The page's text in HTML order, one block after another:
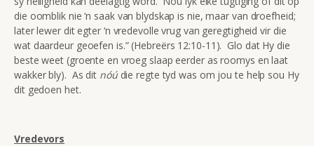
die oomblik nie ‘n saak van blydskap is nie, maar van droefheid;
later lewer dit egter ‘n vredevolle vrug van geregtigheid vir die
wat daardeur geoefen is.” (Hebreërs 12:10-11). Glo dat Hy die
beste weet (groente en vroeg slaap eerder as roomys en laat
wakker bly). As dit nóúdie regte tyd was om jou te help sou Hy
dit gedoen het.
Vredevors